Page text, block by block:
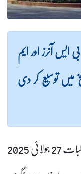
ایس آنرز اور ایم
میں توسیع کر دی
یونیورسٹی انتظامیہ کے مطابق اب طلبہ و طالبات 27 جولائی 2025